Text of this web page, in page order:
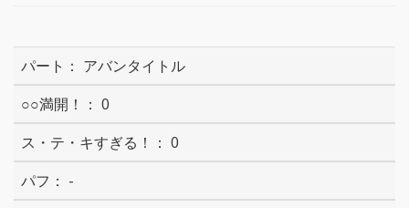
アバンタイトル
0
0
-